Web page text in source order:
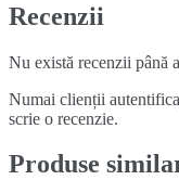
Recenzii
Nu există recenzii până
Numai clienții
scrie o recenzie.
Produse